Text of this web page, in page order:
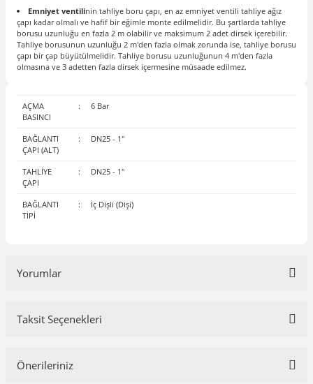
Emniyet ventilinin tahliye boru çapı, en az emniyet ventili tahliye ağız
çapı kadar olmalı ve hafif bir eğimle monte edilmelidir. Bu şartlarda tahliye
borusu uzunluğu en fazla 2 m olabilir ve maksimum 2 adet dirsek içerebilir.
Tahliye borusunun uzunluğu 2 m'den fazla olmak zorunda ise, tahliye borusu
çapı bir çap büyütülmelidir. Tahliye borusu uzunluğunun 4 m'den fazla
olmasına ve 3 adetten fazla dirsek içermesine müsaade edilmez.
AÇMA
BASINCI
: 6 Bar
BAĞLANTI
ÇAPI (ALT)
: DN25 - 1"
TAHLİYE
ÇAPI
: DN25 - 1"
BAĞLANTI
TİPİ
: İç Dişli (Dişi)
Yorumlar
Taksit Seçenekleri
Önerileriniz